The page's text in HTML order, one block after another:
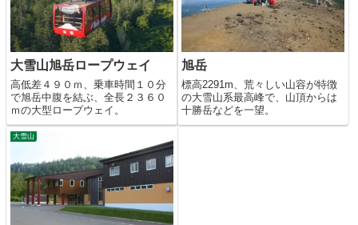
大雪山旭岳ロープウェイ
高低差４９０ｍ、乗車時間１０分
で旭岳中腹を結ぶ、全長２３６０
ｍの大型ロープウェイ。
旭岳
標高2291m、荒々しい山容が特徴
の大雪山系最高峰で、山頂からは
十勝岳などを一望。
大雪山